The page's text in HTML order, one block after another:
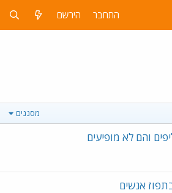
התחבר הירשם
מסננים
אנשים